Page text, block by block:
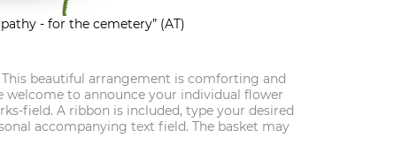
- for the cemetery” (AT)
beautiful arrangement is comforting and
welcome to announce your individual flower
field. A ribbon is included, type your desired
accompanying text field. The basket may